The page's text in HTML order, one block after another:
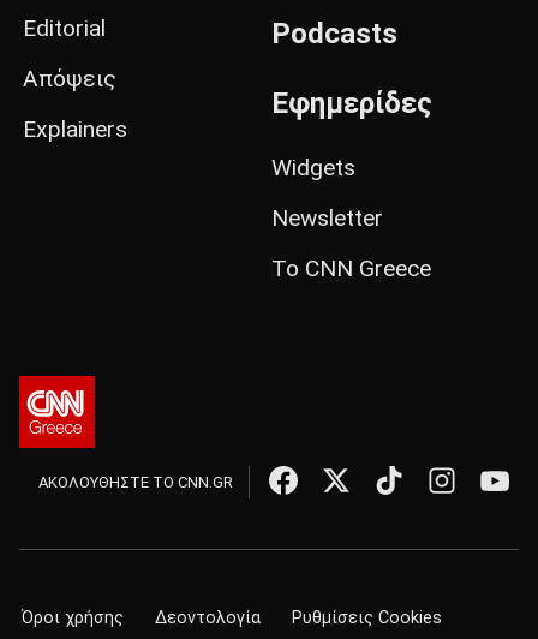
Editorial
Απόψεις
Explainers
Podcasts
Εφημερίδες
Widgets
Newsletter
Το CNN Greece
ΑΚΟΛΟΥΘΗΣΤΕ ΤΟ CNN.GR
Όροι χρήσης Δεοντολογία Ρυθμίσεις Cookies